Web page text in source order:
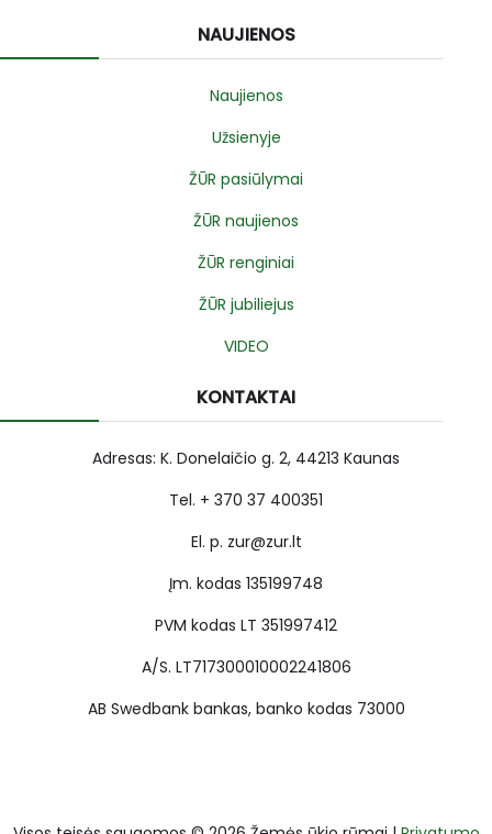
NAUJIENOS
Naujienos
Užsienyje
ŽŪR pasiūlymai
ŽŪR naujienos
ŽŪR renginiai
ŽŪR jubiliejus
VIDEO
KONTAKTAI
Adresas: K. Donelaičio g. 2, 44213 Kaunas
Tel. + 370 37 400351
El. p. zur@zur.lt
Įm. kodas 135199748
PVM kodas LT 351997412
A/S. LT717300010002241806
AB Swedbank bankas, banko kodas 73000